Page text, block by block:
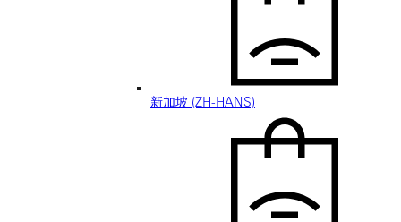
新加坡 (ZH-HANS)